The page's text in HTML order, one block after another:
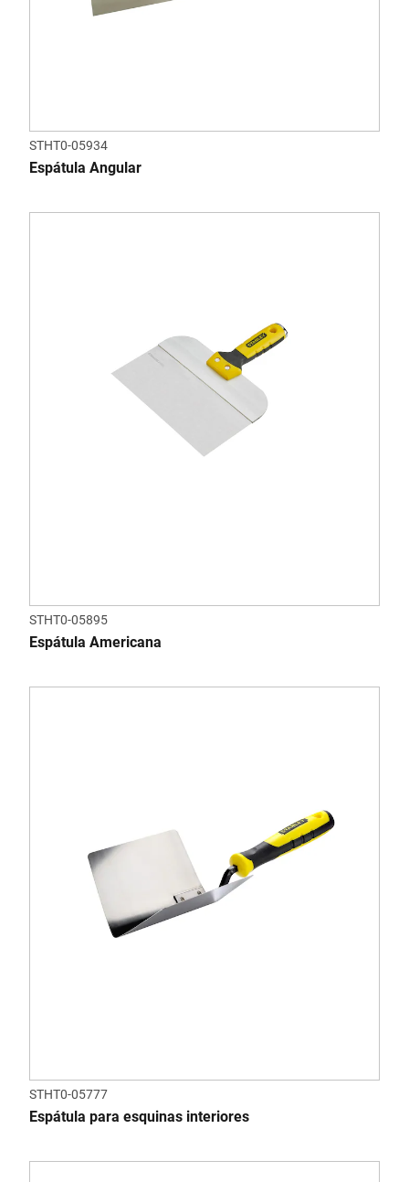
STHT0-05934
Espátula Angular
STHT0-05895
Espátula Americana
STHT0-05777
Espátula para esquinas interiores